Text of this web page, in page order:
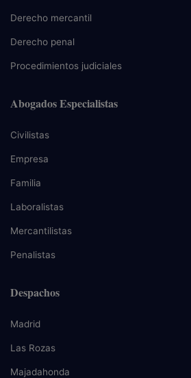
Derecho mercantil
Derecho penal
Procedimientos judiciales
Abogados Especialistas
Civilistas
Empresa
Familia
Laboralistas
Mercantilistas
Penalistas
Despachos
Madrid
Las Rozas
Majadahonda